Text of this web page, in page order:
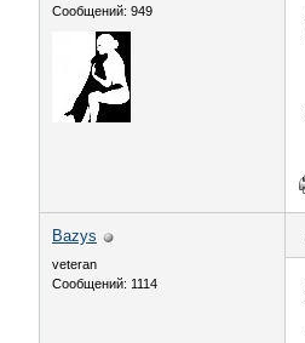
Сообщений: 949
Bazys
veteran
Сообщений: 1114